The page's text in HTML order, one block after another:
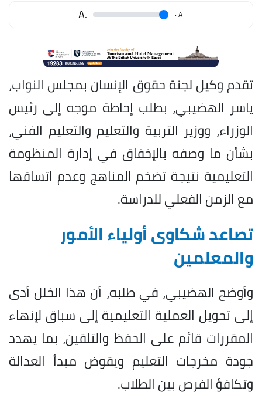
A
.
.A
تقدم وكيل لجنة حقوق الإنسان بمجلس النواب،
ياسر الهضيبي، بطلب إحاطة موجه إلى رئيس
الوزراء، ووزير التربية والتعليم والتعليم الفني،
بشأن ما وصفه بالإخفاق في إدارة المنظومة
التعليمية نتيجة تضخم المناهج وعدم اتساقها
مع الزمن الفعلي للدراسة.
تصاعد شكاوى أولياء الأمور
والمعلمين
وأوضح الهضيبي، في طلبه، أن هذا الخلل أدى
إلى تحويل العملية التعليمية إلى سباق لإنهاء
المقررات قائم على الحفظ والتلقين، بما يهدد
جودة مخرجات التعليم ويقوض مبدأ العدالة
وتكافؤ الفرص بين الطلاب.